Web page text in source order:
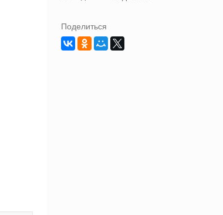
Поделиться